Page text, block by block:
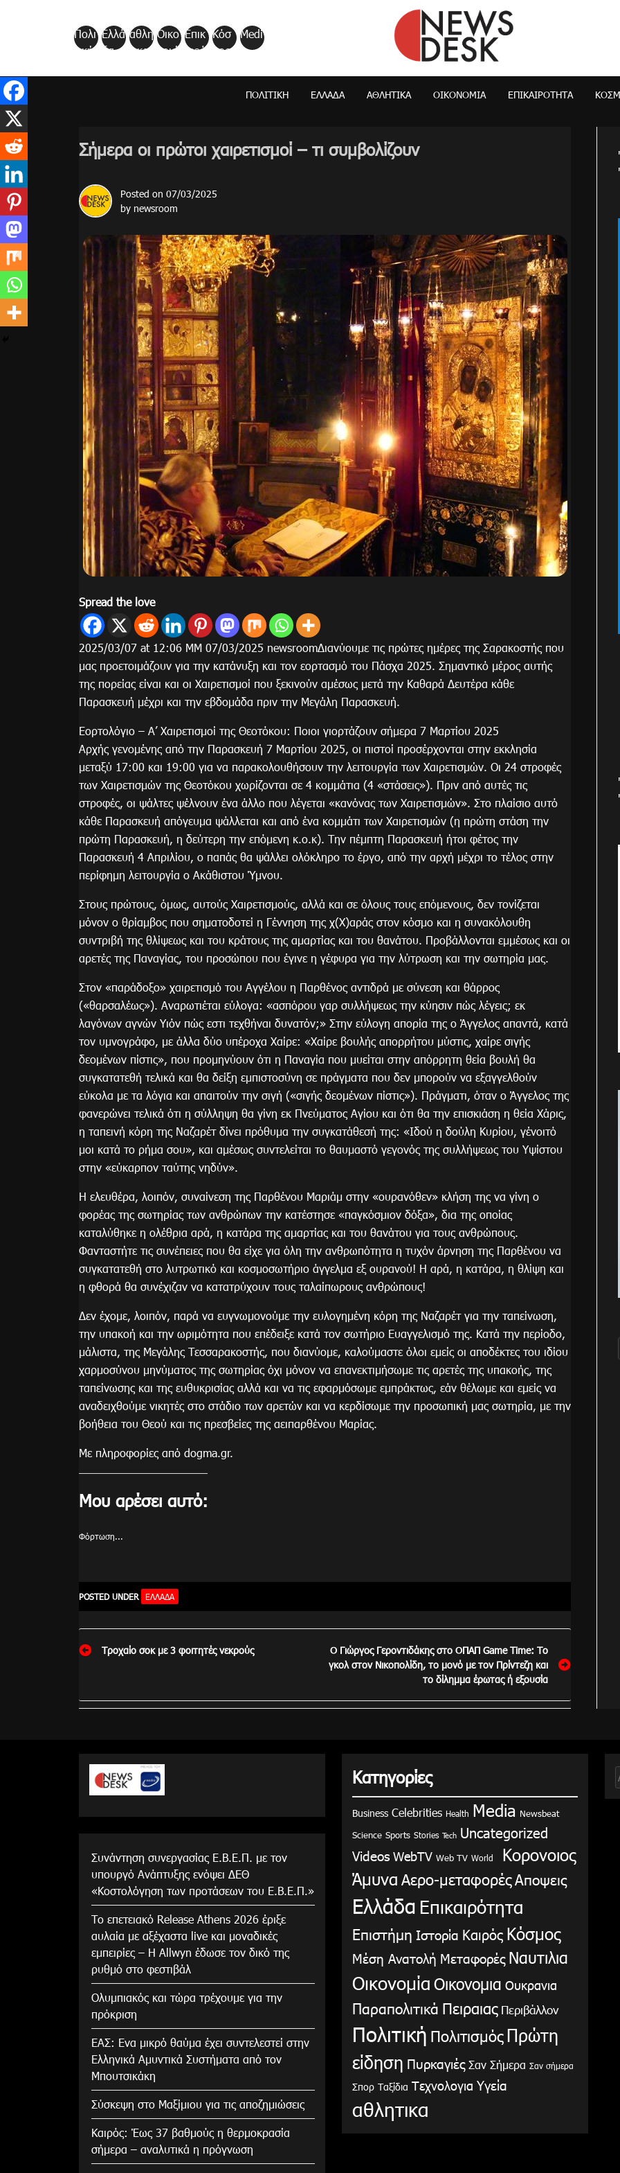
Πολι
τική
Ελλά
δα
αθλη
τικα
Οικο
νομί
Επικ
αιρό
Κόσ
μος
Medi
a
NewsDesk
ΠΟΛΙΤΙΚΉ ΕΛΛΆΔΑ ΑΘΛΗΤΙΚΑ ΟΙΚΟΝΟΜΊΑ ΕΠΙΚΑΙΡΌΤΗΤΑ
Σήμερα οι πρώτοι χαιρετισμοί – τι συμβολίζουν
Posted on 07/03/2025
by newsroom
Spread the love
2025/03/07 at 12:06 ΜΜ 07/03/2025 newsroomΔιανύουμε τις πρώτες ημέρες της Σαρακοστής που
μας προετοιμάζουν για την κατάνυξη και τον εορτασμό του Πάσχα 2025. Σημαντικό μέρος αυτής
της πορείας είναι και οι Χαιρετισμοί που ξεκινούν αμέσως μετά την Καθαρά Δευτέρα κάθε
Παρασκευή μέχρι και την εβδομάδα πριν την Μεγάλη Παρασκευή.
Εορτολόγιο – Α’ Χαιρετισμοί της Θεοτόκου: Ποιοι γιορτάζουν σήμερα 7 Μαρτίου 2025
Αρχής γενομένης από την Παρασκευή 7 Μαρτίου 2025, οι πιστοί προσέρχονται στην εκκλησία
μεταξύ 17:00 και 19:00 για να παρακολουθήσουν την λειτουργία των Χαιρετισμών. Οι 24 στροφές
των Χαιρετισμών της Θεοτόκου χωρίζονται σε 4 κομμάτια (4 «στάσεις»). Πριν από αυτές τις
στροφές, οι ψάλτες ψέλνουν ένα άλλο που λέγεται «κανόνας των Χαιρετισμών». Στο πλαίσιο αυτό
κάθε Παρασκευή απόγευμα ψάλλεται και από ένα κομμάτι των Χαιρετισμών (η πρώτη στάση την
πρώτη Παρασκευή, η δεύτερη την επόμενη κ.ο.κ). Την πέμπτη Παρασκευή ήτοι φέτος την
Παρασκευή 4 Απριλίου, ο παπάς θα ψάλλει ολόκληρο το έργο, από την αρχή μέχρι το τέλος στην
περίφημη λειτουργία ο Ακάθιστου Ύμνου.
Στους πρώτους, όμως, αυτούς Χαιρετισμούς, αλλά και σε όλους τους επόμενους, δεν τονίζεται
μόνον ο θρίαμβος που σηματοδοτεί η Γέννηση της χ(Χ)αράς στον κόσμο και η συνακόλουθη
συντριβή της θλίψεως και του κράτους της αμαρτίας και του θανάτου. Προβάλλονται εμμέσως και οι
αρετές της Παναγίας, του προσώπου που έγινε η γέφυρα για την λύτρωση και την σωτηρία μας.
Στον «παράδοξο» χαιρετισμό του Αγγέλου η Παρθένος αντιδρά με σύνεση και θάρρος
(«θαρσαλέως»). Αναρωτιέται εύλογα: «ασπόρου γαρ συλλήψεως την κύησιν πώς λέγεις; εκ
λαγόνων αγνών Υιόν πώς εστι τεχθήναι δυνατόν;» Στην εύλογη απορία της ο Άγγελος απαντά, κατά
τον υμνογράφο, με άλλα δύο υπέροχα Χαίρε: «Χαίρε βουλής απορρήτου μύστις, χαίρε σιγής
δεομένων πίστις», που προμηνύουν ότι η Παναγία που μυείται στην απόρρητη θεία βουλή θα
συγκατατεθή τελικά και θα δείξη εμπιστοσύνη σε πράγματα που δεν μπορούν να εξαγγελθούν
εύκολα με τα λόγια και απαιτούν την σιγή («σιγής δεομένων πίστις»). Πράγματι, όταν ο Άγγελος της
φανερώνει τελικά ότι η σύλληψη θα γίνη εκ Πνεύματος Αγίου και ότι θα την επισκιάση η θεία Χάρις,
η ταπεινή κόρη της Ναζαρέτ δίνει πρόθυμα την συγκατάθεσή της: «Ιδού η δούλη Κυρίου, γένοιτό
μοι κατά το ρήμα σου», και αμέσως συντελείται το θαυμαστό γεγονός της συλλήψεως του Υψίστου
στην «εύκαρπον ταύτης νηδύν».
Η ελευθέρα, λοιπόν, συναίνεση της Παρθένου Μαριάμ στην «ουρανόθεν» κλήση της να γίνη ο
φορέας της σωτηρίας των ανθρώπων την κατέστησε «παγκόσμιον δόξα», δια της οποίας
καταλύθηκε η ολέθρια αρά, η κατάρα της αμαρτίας και του θανάτου για τους ανθρώπους.
Φανταστήτε τις συνέπειες που θα είχε για όλη την ανθρωπότητα η τυχόν άρνηση της Παρθένου να
συγκατατεθή στο λυτρωτικό και κοσμοσωτήριο άγγελμα εξ ουρανού! Η αρά, η κατάρα, η θλίψη και
η φθορά θα συνέχιζαν να κατατρύχουν τους ταλαίπωρους ανθρώπους!
Δεν έχομε, λοιπόν, παρά να ευγνωμονούμε την ευλογημένη κόρη της Ναζαρέτ για την ταπείνωση,
την υπακοή και την ωριμότητα που επέδειξε κατά τον σωτήριο Ευαγγελισμό της. Κατά την περίοδο,
μάλιστα, της Μεγάλης Τεσσαρακοστής, που διανύομε, καλούμαστε όλοι εμείς οι αποδέκτες του ιδίου
χαρμοσύνου μηνύματος της σωτηρίας όχι μόνον να επανεκτιμήσωμε τις αρετές της υπακοής, της
ταπείνωσης και της ευθυκρισίας αλλά και να τις εφαρμόσωμε εμπράκτως, εάν θέλωμε και εμείς να
αναδειχθούμε νικητές στο στάδιο των αρετών και να κερδίσωμε την προσωπική μας σωτηρία, με την
βοήθεια του Θεού και τις πρεσβείες της αειπαρθένου Μαρίας.
Με πληροφορίες από dogma.gr.
Μου αρέσει αυτό:
Φόρτωση...
POSTED UNDER ΕΛΛΆΔΑ
Πλοήγηση
Τροχαίο σοκ με 3 φοιτητές νεκρούς
Ο Γιώργος Γεροντιδάκης στο ΟΠΑΠ Game Time: Το
γκολ στον Νικοπολίδη, το μονό με τον Πρίντεζη και
το δίλημμα έρωτας ή εξουσία
Συνάντηση συνεργασίας Ε.Β.Ε.Π. με τον
υπουργό Ανάπτυξης ενόψει ΔΕΘ
«Κοστολόγηση των προτάσεων του Ε.Β.Ε.Π.»
Το επετειακό Release Athens 2026 έριξε
αυλαία με αξέχαστα live και μοναδικές
εμπειρίες – Η Allwyn έδωσε τον δικό της
ρυθμό στο φεστιβάλ
Ολυμπιακός και τώρα τρέχουμε για την
πρόκριση
ΕΑΣ: Ενα μικρό θαύμα έχει συντελεστεί στην
Ελληνικά Αμυντικά Συστήματα από τον
Μπουτσικάκη
Σύσκεψη στο Μαξίμιου για τις αποζημιώσεις
Καιρός: Έως 37 βαθμούς η θερμοκρασία
σήμερα – αναλυτικά η πρόγνωση
Κατηγορίες
Business Celebrities Health Media Newsbeat
Science Sports Stories Tech Uncategorized
Videos WebTV Web TV World
Κορονοιος
Άμυνα Αερο-μεταφορέςΑποψεις
Ελλάδα Επικαιρότητα
Επιστήμη Ιστορία Καιρός Κόσμος
Μέση Ανατολή Μεταφορές Ναυτιλια
Οικονομία Οικονομια Ουκρανια
Παραπολιτικά Πειραιας Περιβάλλον
Πολιτική Πολιτισμός Πρώτη
είδηση Πυρκαγιές Σαν Σήμερα Σαν σήμερα
Σπορ Ταξίδια Τεχνολογια Υγεία
αθλητικα